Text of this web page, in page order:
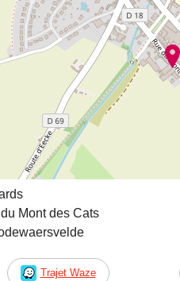
Mont des Cats
Trajet Waze